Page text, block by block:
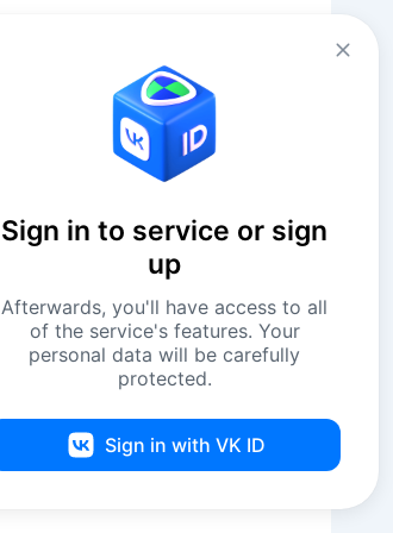
Sign in to service or sign
up
Afterwards, you'll have access to all
of the service's features. Your
personal data will be carefully
protected.
Sign in with VK ID